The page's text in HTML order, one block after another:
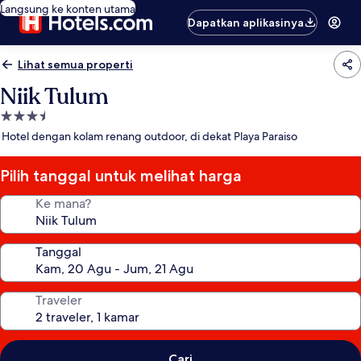
Langsung ke konten utama
Dapatkan aplikasinya
Lihat semua properti
Niik Tulum
Properti
bintang
Hotel dengan kolam renang outdoor, di dekat Playa Paraiso
Pilih tanggal untuk melihat harga
Ke mana?
Tanggal
Traveler